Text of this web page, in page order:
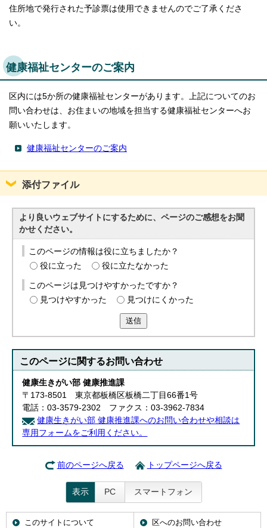
住所地で発行された予診票は使用できませんのでご了承くださ
い。
健康福祉センターのご案内
区内には5か所の健康福祉センターがあります。上記についてのお
問い合わせは、お住まいの地域を担当する健康福祉センターへお
願いいたします。
健康福祉センターのご案内
添付ファイル
より良いウェブサイトにするために、ページのご感想をお聞
かせください。
このページの情報は役に立ちましたか？
役に立った
役に立たなかった
このページは見つけやすかったですか？
見つけやすかった
見つけにくかった
送信
このページに関するお問い合わせ
健康生きがい部 健康推進課
〒173-8501 東京都板橋区板橋二丁目66番1号
電話：03-3579-2302 ファクス：03-3962-7834
健康生きがい部 健康推進課へのお問い合わせや相談は
専用フォームをご利用ください。
前のページへ戻る トップページへ戻る
表示 PC スマートフォン
このサイトについて 区へのお問い合わせ